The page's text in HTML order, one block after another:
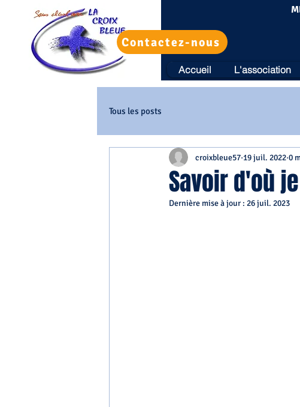
Contactez-nous
Accueil L'association
Tous les posts
Savoir d'où
croixbleue57 19 juil. 2022 0
Dernière mise à jour : 26 juil. 2023